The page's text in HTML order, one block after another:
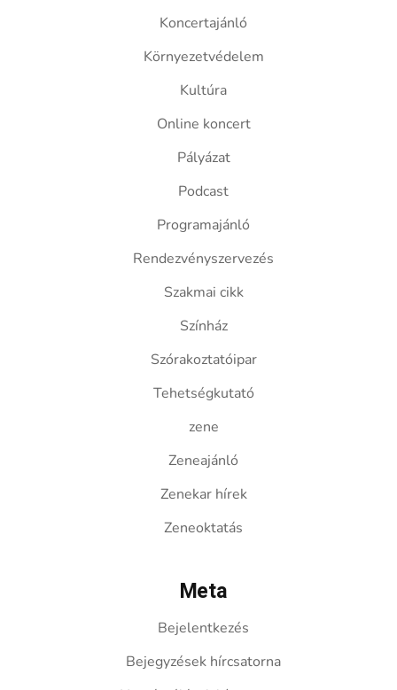
Koncertajánló
Környezetvédelem
Kultúra
Online koncert
Pályázat
Podcast
Programajánló
Rendezvényszervezés
Szakmai cikk
Színház
Szórakoztatóipar
Tehetségkutató
zene
Zeneajánló
Zenekar hírek
Zeneoktatás
Meta
Bejelentkezés
Bejegyzések hírcsatorna